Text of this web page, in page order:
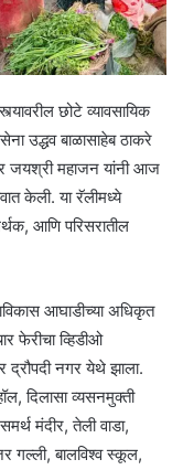
छोटे व्यावसायिक
उद्धव बाळासाहेब ठाकरे
जयश्री महाजन यांनी आज
केली. या रॅलीमध्ये
आणि परिसरातील
आघाडीच्या अधिकृत
फेरीचा व्हिडीओ
द्रौपदी नगर येथे झाला.
दिलासा व्यसनमुक्ती
मंदीर, तेली वाडा,
गल्ली, बालविश्व स्कूल,